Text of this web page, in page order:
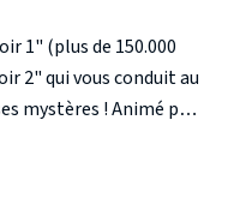
1" (plus de 150.000
2" qui vous conduit au
! Animé par
du jeu interactif Kid
dans le palais
seul d'entre eux pourra